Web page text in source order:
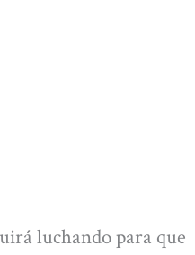
luchando para que